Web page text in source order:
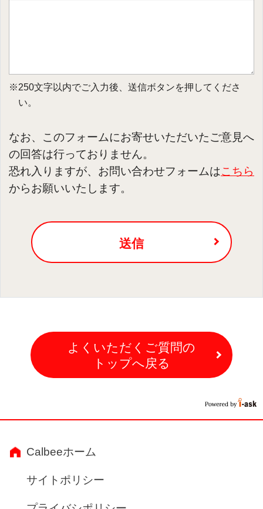
※250文字以内でご入力後、送信ボタンを押してくださ
い。
なお、このフォームにお寄せいただいたご意見へ
の回答は行っておりません。
恐れ入りますが、お問い合わせフォームはこちら
からお願いいたします。
送信
よくいただくご質問の
トップへ戻る
Calbeeホーム
サイトポリシー